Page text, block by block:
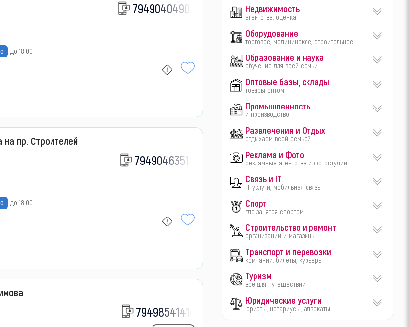
79490404902
до 18:00
пр. Строителей
79490463518
до 18:00
79498541416
Недвижимость
агентства, оценка
Оборудование
торговое, медицинское, строительное
Образование и наука
обучение для всей семьи
Оптовые базы, склады
товары оптом
Промышленность
и производство
Развлечения и Отдых
отдыхаем всей семьей
Реклама и Фото
рекламные агентства и фотостудии
Связь и IT
IT-услуги, мобильная связь
Спорт
где занятся спортом
Строительство и ремонт
организации и магазины
Транспорт и перевозки
компании, билеты, курьеры
Туризм
все для путешествий
Юридические услуги
юристы, нотариусы, адвокаты